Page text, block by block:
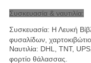
Συσκευασία & ναυτιλία:
Συσκευασία: Η Λευκή
φυσαλίδων,
Ναυτιλία: DHL, TNT,
φορτίο θάλασσας